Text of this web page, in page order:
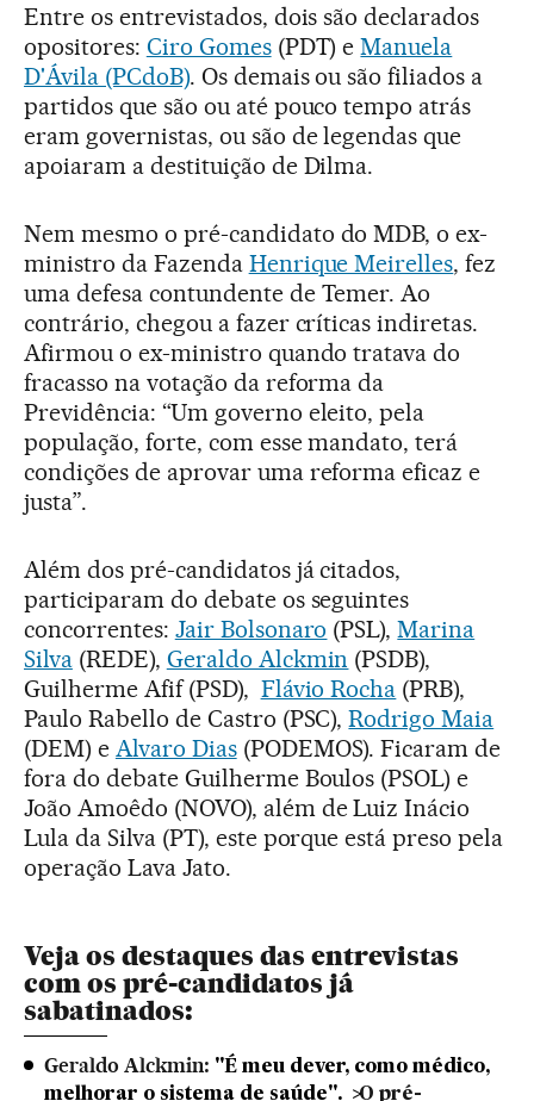
Entre os entrevistados, dois são declarados
opositores: Ciro Gomes(PDT) eManuela
D'Ávila (PCdoB). Os demais ou são filiados a
partidos que são ou até pouco tempo atrás
eram governistas, ou são de legendas que
apoiaram a destituição de Dilma.
Nem mesmo o pré-candidato do MDB, o ex-
ministro da Fazenda Henrique Meirelles, fez
uma defesa contundente de Temer. Ao
contrário, chegou a fazer críticas indiretas.
Afirmou o ex-ministro quando tratava do
fracasso na votação da reforma da
Previdência: “Um governo eleito, pela
população, forte, com esse mandato, terá
condições de aprovar uma reforma eficaz e
justa”.
Além dos pré-candidatos já citados,
participaram do debate os seguintes
concorrentes: Jair Bolsonaro (PSL),Marina
Silva(REDE), Geraldo Alckmin (PSDB),
Guilherme Afif (PSD), Flávio Rocha (PRB),
Paulo Rabello de Castro (PSC),Rodrigo Maia
(DEM) e Alvaro Dias(PODEMOS). Ficaram de
fora do debate Guilherme Boulos (PSOL) e
João Amoêdo (NOVO), além de Luiz Inácio
Lula da Silva (PT), este porque está preso pela
operação Lava Jato.
Veja os destaques das entrevistas
com os pré-candidatos já
sabatinados:
Geraldo Alckmin: "É meu dever, como médico,
melhorar o sistema de saúde".
O pré-